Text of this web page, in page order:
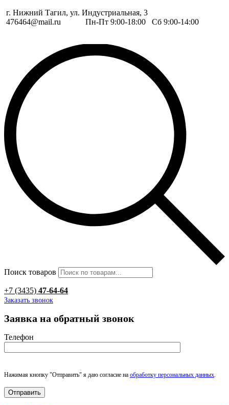
г. Нижний Тагил, ул. Индустриальная, 3
476464@mail.ru
Пн-Пт 9:00-18:00 Сб 9:00-14:00
Поиск товаров
+7 (3435) 47-64-64
Заказать звонок
Заявка на обратный звонок
Телефон
Нажимая кнопку "Отправить" я даю согласие на обработку персональных данных